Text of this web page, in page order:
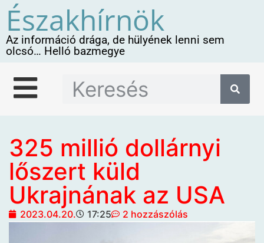
Északhírnök
Az információ drága, de hülyének lenni sem
olcsó… Helló bazmegye
325 millió dollárnyi
lőszert küld
Ukrajnának az USA
2023.04.20. 17:25 2 hozzászólás